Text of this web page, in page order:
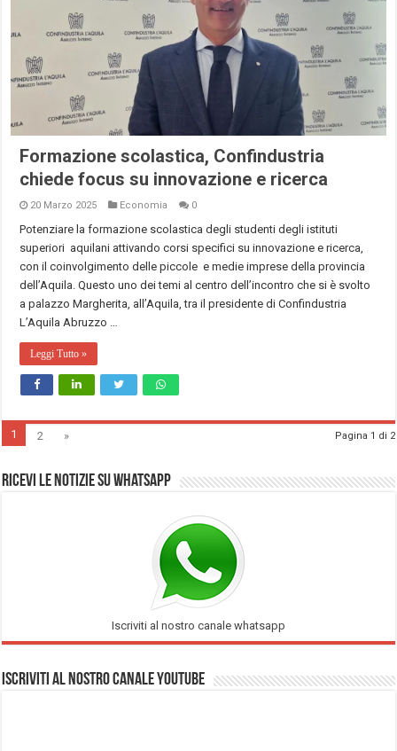
Formazione scolastica, Confindustria
chiede focus su innovazione e ricerca
20 Marzo 2025 Economia 0
Potenziare la formazione scolastica degli studenti degli istituti
superiori aquilani attivando corsi specifici su innovazione e ricerca,
con il coinvolgimento delle piccole e medie imprese della provincia
dell’Aquila. Questo uno dei temi al centro dell’incontro che si è svolto
a palazzo Margherita, all’Aquila, tra il presidente di Confindustria
L’Aquila Abruzzo …
Leggi Tutto »
Pagina 1 di 2
1 2 »
Ricevi le notizie su Whatsapp
Iscriviti al nostro canale whatsapp
Iscriviti al nostro Canale Youtube